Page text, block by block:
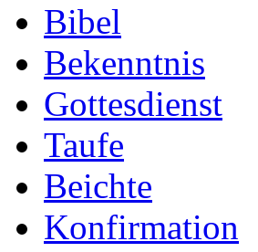
Bibel
Bekenntnis
Gottesdienst
Taufe
Beichte
Konfirmation